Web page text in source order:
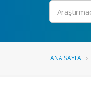
Ara
ANA SAYFA